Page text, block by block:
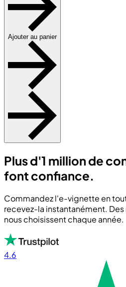
Ajouter au panier
Plus d'1 million de
font confiance.
Commandez l'e-vignette en
recevez-la instantanément.
nous choisissent chaque année.
4.6